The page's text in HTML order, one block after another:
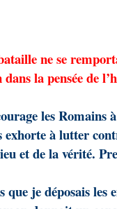
ne se
la pensée de
les Romains
exhorte à lutter
et de la vérité.
que je déposais les